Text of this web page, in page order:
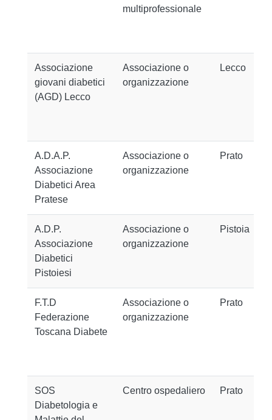
multiprofessionale
Associazione
giovani diabetici
(AGD) Lecco
Associazione o
organizzazione
Lecco
A.D.A.P.
Associazione
Diabetici Area
Pratese
Associazione o
organizzazione
Prato
A.D.P.
Associazione
Diabetici
Pistoiesi
Associazione o
organizzazione
Pistoia
F.T.D
Federazione
Toscana Diabete
Associazione o
organizzazione
Prato
SOS
Diabetologia e
Centro ospedaliero Prato